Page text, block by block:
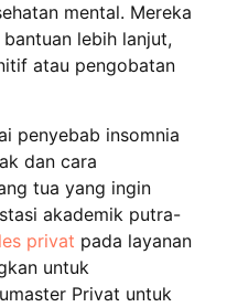
mental. Mereka
lebih lanjut,
atau pengobatan
penyebab insomnia
dan cara
tua yang ingin
akademik putra-
les privat pada layanan
untuk
Privat untuk